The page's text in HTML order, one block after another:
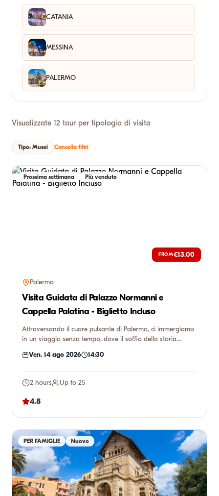
CATANIA
MESSINA
PALERMO
Visualizzate 12 tour per tipologia di visita
Tipo: Musei Cancella filtri
Prossima settimana Più venduto
FROM€13.00
Palermo
Visita Guidata di Palazzo Normanni e
Cappella Palatina - Biglietto Incluso
Attraversando il cuore pulsante di Palermo, ci immergiamo
in un viaggio senza tempo, dove il soffio della storia
Ven. 14 ago 2026 14:30
2 hours Up to 25
4.8
PER FAMIGLIE Nuovo